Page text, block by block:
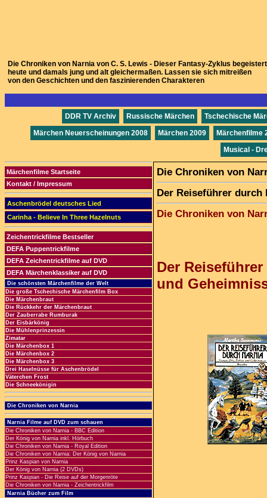
Die Chroniken von Narnia von C. S. Lewis - Dieser Fantasy-Zyklus begeistert
heute und damals jung und alt gleichermaßen. Lassen sie sich mitreißen
von den Geschichten und den faszinierenden Charakteren
DDR TV Archiv Russische Märchen
Tschechische
Märchen Neuerscheinungen 2008
Märchen 2009
Märchenfilme
Musical -
Märchenfilme Startseite
Kontakt / Impressum
Aschenbrödel deutsches Lied
Carinha - Believe In Three Hazelnuts
Zeichentrickfilme Bestseller
DEFA Puppentrickfilme
DEFA Zeichentrickfilme auf DVD
DEFA Märchenklassiker auf DVD
Die schönsten Märchenfilme der Welt
Die große Tschechische Märchenfilm Box
Die Märchenbraut
Die Rückkehr der Märchenbraut
Der Zauberrabe Rumburak
Der Eisbärkönig
Die Mühlenprinzessin
Zimatar
Die Märchenbox 1
Die Märchenbox 2
Die Märchenbox 3
Drei Haselnüsse für Aschenbrödel
Väterchen Frost
Die Schneekönigin
Die Chroniken von Narnia
Narnia Filme auf DVD zum schauen
Die Chroniken von Narnia - BBC Edition
Der König von Narnia inkl. Hörbuch
Die Chroniken von Narnia - Royal Edition
Die Chroniken von Narnia: Der König von Narnia
Prinz Kaspian von Narnia
Der König von Narnia (2 DVDs)
Prinz Kaspian - Die Reise auf der Morgenröte
Die Chroniken von Narnia - Zeichentrickfilm
Narnia Bücher zum Film
Die Chroniken von
Der Reiseführer durch
Die Chroniken von
Der
und